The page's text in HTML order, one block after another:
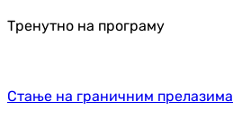
Тренутно на програму
Стање на граничним прелазима